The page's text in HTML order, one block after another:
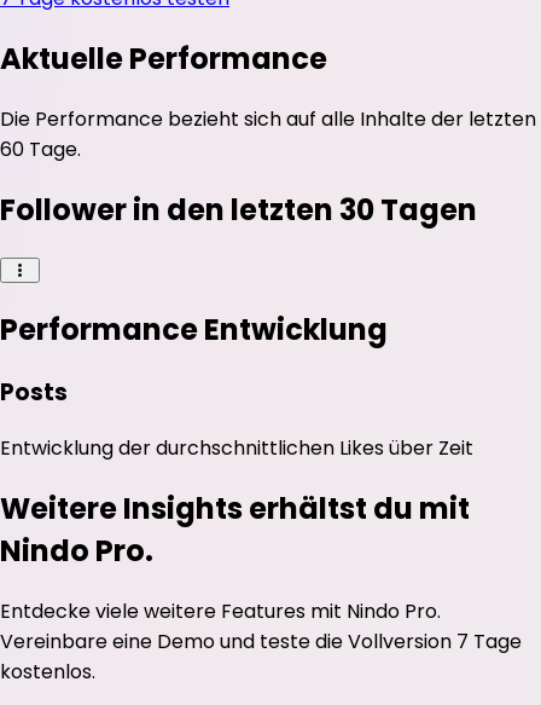
Aktuelle Performance
Die Performance bezieht sich auf alle Inhalte der letzten
60 Tage.
Follower in den letzten 30 Tagen
Performance Entwicklung
Posts
Entwicklung der durchschnittlichen Likesüber Zeit
Weitere Insights erhältst du mit
Nindo Pro.
Entdecke viele weitere Features mit Nindo Pro.
Vereinbare eine Demo und teste die Vollversion 7 Tage
kostenlos.